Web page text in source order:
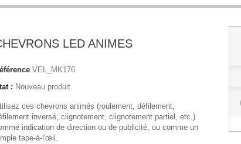
LED ANIMES
VEL_MK176
: Nouveau produit
ces chevrons animés (roulement, défilement,
inversé, clignotement, clignotement partiel, etc.)
indication de direction ou de publicité, ou comme un
tape-à-l'œil.